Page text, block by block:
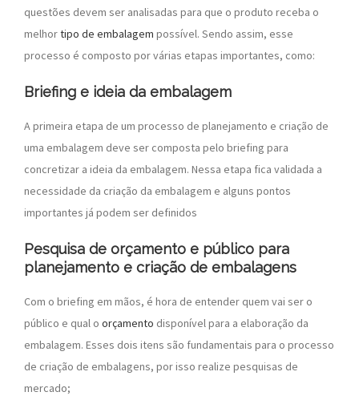
questões devem ser analisadas para que o produto receba o
melhortipo de embalagem possível. Sendo assim, esse
processo é composto por várias etapas importantes, como:
Briefing e ideia da embalagem
A primeira etapa de um processo de planejamento e criação de
uma embalagem deve ser composta pelo briefing para
concretizar a ideia da embalagem. Nessa etapa fica validada a
necessidade da criação da embalagem e alguns pontos
importantes já podem ser definidos
Pesquisa de orçamento e público para
planejamento e criação de embalagens
Com o briefing em mãos, é hora de entender quem vai ser o
público e qual o orçamento disponível para a elaboração da
embalagem. Esses dois itens são fundamentais para o processo
de criação de embalagens, por isso realize pesquisas de
mercado;